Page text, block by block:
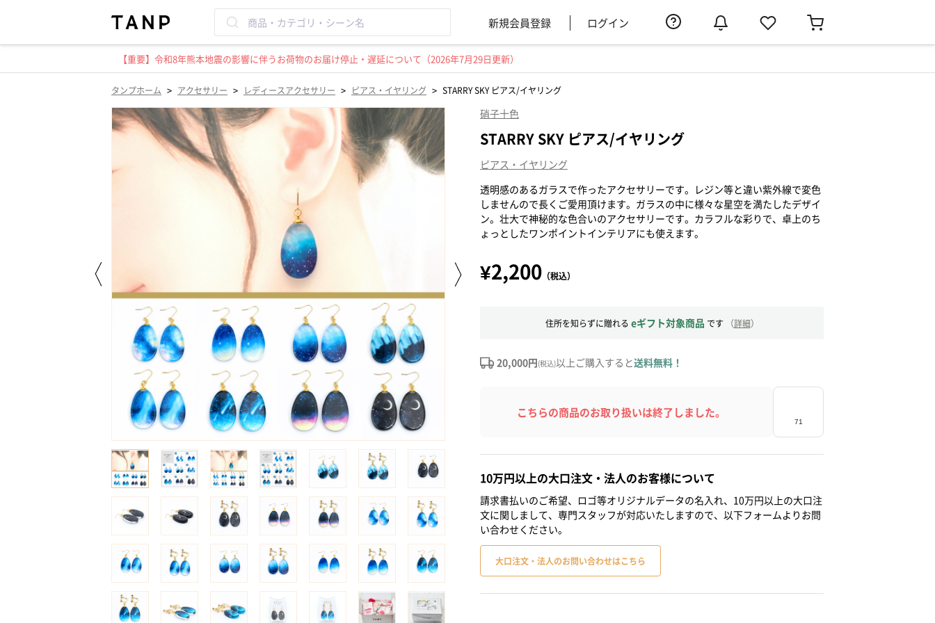
新規会員登録 ログイン
【重要】令和8年熊本地震の影響に伴うお荷物のお届け停止・遅延について（2026年7月29日更新）
タンプホーム > アクセサリー > レディースアクセサリー > ピアス・イヤリング > STARRY SKY ピアス/イヤリング
硝子十色
STARRY SKY ピアス/イヤリング
ピアス・イヤリング
透明感のあるガラスで作ったアクセサリーです。レジン等と違い紫外線で変色
しませんので長くご愛用頂けます。ガラスの中に様々な星空を満たしたデザイ
ン。壮大で神秘的な色合いのアクセサリーです。カラフルな彩りで、卓上のち
ょっとしたワンポイントインテリアにも使えます。
¥2,200 （税込）
住所を知らずに贈れる eギフト対象商品 です （詳細）
20,000円(税込)以上ご購入すると送料無料！
こちらの商品のお取り扱いは終了しました。
10万円以上の大口注文・法人のお客様について
請求書払いのご希望、ロゴ等オリジナルデータの名入れ、10万円以上の大口注
文に関しまして、専門スタッフが対応いたしますので、以下フォームよりお問
い合わせください。
大口注文・法人のお問い合わせはこちら